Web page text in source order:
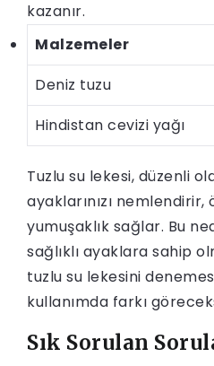
kazanır.
Malzemeler
Deniz tuzu
Hindistan cevizi yağı
Tuzlu su lekesi, düzenli
ayaklarınızı
yumuşaklık sağlar. Bu
sağlıklı ayaklara sahip
tuzlu su lekesini
kullanımda farkı
Sık Sorulan